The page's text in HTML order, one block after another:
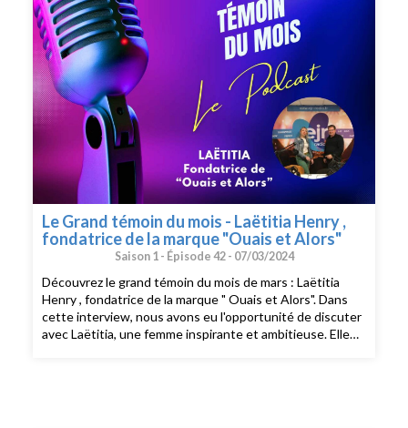
Le Grand témoin du mois - Laëtitia Henry ,
fondatrice de la marque "Ouais et Alors"
Saison 1 - Épisode 42 - 07/03/2024
Découvrez le grand témoin du mois de mars : Laëtitia
Henry , fondatrice de la marque " Ouais et Alors". Dans
cette interview, nous avons eu l'opportunité de discuter
avec Laëtitia, une femme inspirante et ambitieuse. Elle